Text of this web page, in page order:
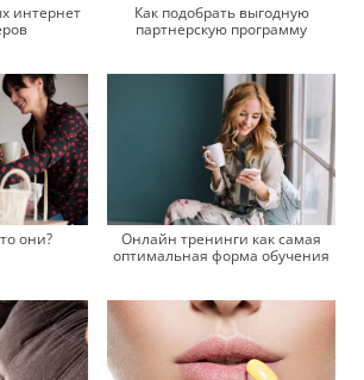
интернет
Как подобрать выгодную
партнерскую программу
они?
Онлайн тренинги как самая
оптимальная форма обучения